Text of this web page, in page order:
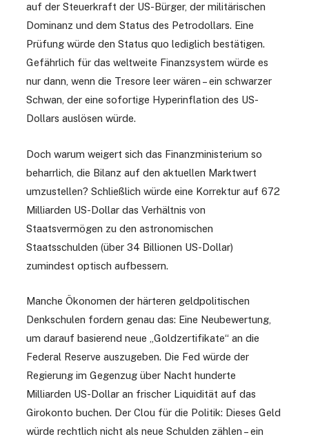
auf der Steuerkraft der US-Bürger, der militärischen
Dominanz und dem Status des Petrodollars. Eine
Prüfung würde den Status quo lediglich bestätigen.
Gefährlich für das weltweite Finanzsystem würde es
nur dann, wenn die Tresore leer wären – ein schwarzer
Schwan, der eine sofortige Hyperinflation des US-
Dollars auslösen würde.
Doch warum weigert sich das Finanzministerium so
beharrlich, die Bilanz auf den aktuellen Marktwert
umzustellen? Schließlich würde eine Korrektur auf 672
Milliarden US-Dollar das Verhältnis von
Staatsvermögen zu den astronomischen
Staatsschulden (über 34 Billionen US-Dollar)
zumindest optisch aufbessern.
Manche Ökonomen der härteren geldpolitischen
Denkschulen fordern genau das: Eine Neubewertung,
um darauf basierend neue „Goldzertifikate“ an die
Federal Reserve auszugeben. Die Fed würde der
Regierung im Gegenzug über Nacht hunderte
Milliarden US-Dollar an frischer Liquidität auf das
Girokonto buchen. Der Clou für die Politik: Dieses Geld
würde rechtlich nicht als neue Schulden zählen – ein